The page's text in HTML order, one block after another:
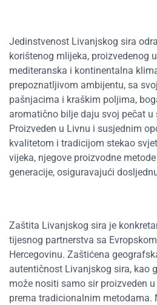
Jedinstvenost Livanjskog sira
korištenog mlijeka, proizvedenog
mediteranska i kontinentalna
prepoznatljivom ambijentu, sa
pašnjacima i kraškim poljima,
aromatično bilje daju svoj pečat
Proizveden u Livnu i susjednim
kvalitetom i tradicijom stekao
vijeka, njegove proizvodne
generacije, osiguravajući
Zaštita Livanjskog sira je
tijesnog partnerstva sa
Hercegovinu. Zaštićena
autentičnost Livanjskog sira, kao
može nositi samo sir proizveden
prema tradicionalnim metodama.